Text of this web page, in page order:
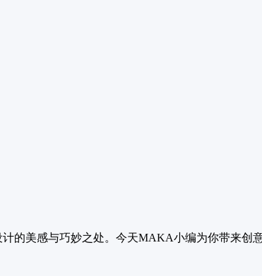
的美感与巧妙之处。今天MAKA小编为你带来创